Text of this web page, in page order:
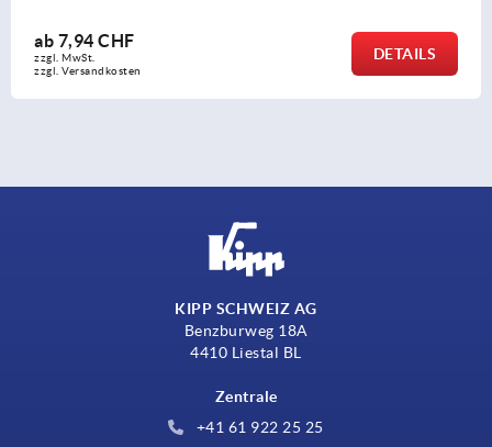
ab7,94 CHF
zzgl. MwSt.
zzgl. Versandkosten
DETAILS
KIPP SCHWEIZ AG
Benzburweg 18A
4410 Liestal BL
Zentrale
+41 61 922 25 25